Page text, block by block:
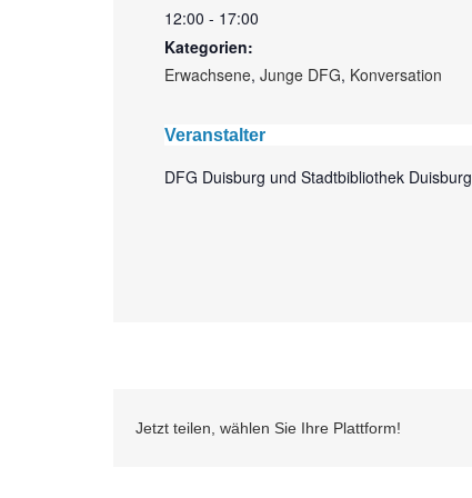
12:00 - 17:00
Kategorien:
Erwachsene, Junge DFG, Konversation
Veranstalter
DFG Duisburg und Stadtbibliothek Duisburg
Jetzt teilen, wählen Sie Ihre Plattform!